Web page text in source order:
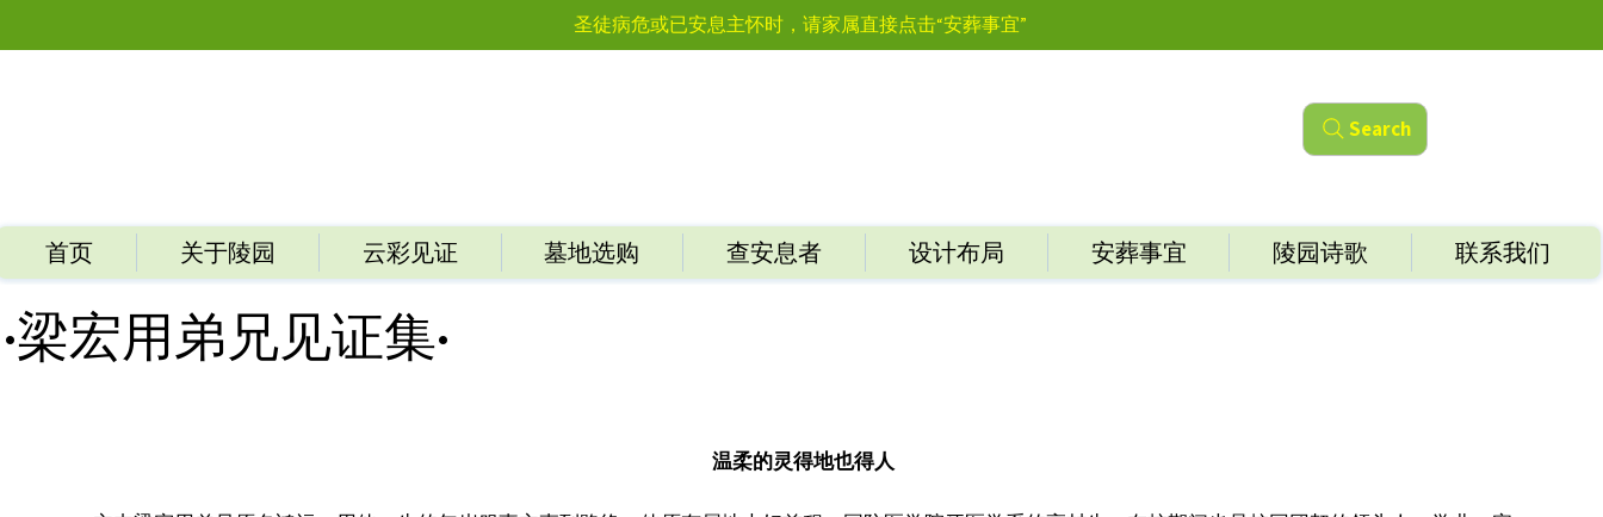
圣徒病危或已安息主怀时，请家属直接点击“安葬事宜”
首页 关于陵园 云彩见证 墓地选购 查安息者 设计布局 安葬事宜 陵园诗歌 联系我们
Search
​·梁宏用弟兄见证集·
温柔的灵得地也得人